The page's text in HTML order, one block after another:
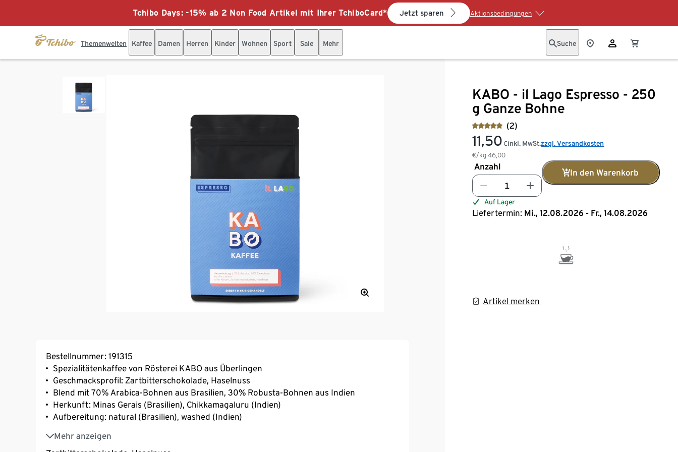
Tchibo Days: -15% ab 2 Non Food Artikel mit Ihrer TchiboCard* Jetzt sparen Aktionsbedingungen
Themenwelten Kaffee Damen Herren Kinder Wohnen Sport Sale Mehr Suche
KABO - il Lago Espresso - 250
g Ganze Bohne
(2)
11,50 €
€/kg46,00
inkl. MwSt.zzgl. Versandkosten
Anzahl
In den Warenkorb
Auf Lager
Liefertermin: Mi., 12.08.2026 - Fr., 14.08.2026
Artikel merken
Bestellnummer: 191315
Spezialitätenkaffee von Rösterei KABO aus Überlingen
Geschmacksprofil: Zartbitterschokolade, Haselnuss
Blend mit 70% Arabica-Bohnen aus Brasilien, 30% Robusta-Bohnen aus Indien
Herkunft: Minas Gerais (Brasilien), Chikkamagaluru (Indien)
Aufbereitung: natural (Brasilien), washed (Indien)
Mehr anzeigen
Varietät: Catuai (Brasilien), SLN274 /Old Paradenia (Indien)
Hallo, wir sind KABO!